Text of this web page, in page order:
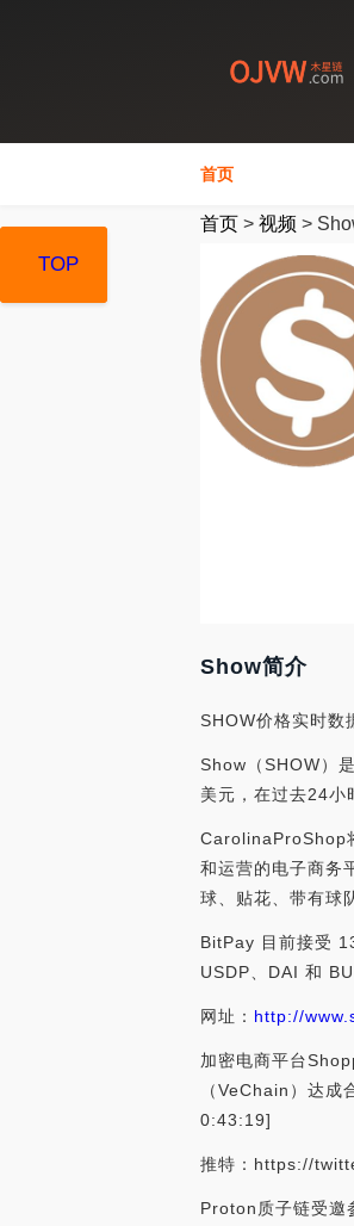
首页
首页 > 视频 >
Show简介
SHOW价格实时数
Show（SHOW）
美元，在过去24
CarolinaProShop
和运营的电子商务
球、贴花、带有球
BitPay 目前接受
USDP、DAI 和
网址： http://
加密电商平台
（VeChain）达
0:43:19]
推特：https://
Proton质子链受邀
TOP
TOP
TOP